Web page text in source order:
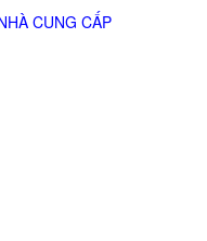
CUNG CẤP